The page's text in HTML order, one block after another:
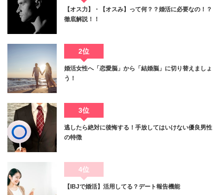
【オス力】・【オスみ】って何？？婚活に必要なの！？
徹底解説！！
2位
婚活女性へ「恋愛脳」から「結婚脳」に切り替えましょ
う！
3位
逃したら絶対に後悔する！手放してはいけない優良男性
の特徴
4位
【IBJで婚活】活用してる？デート報告機能